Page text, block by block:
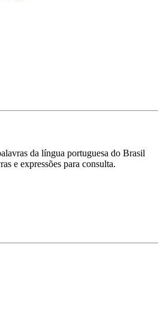
da língua portuguesa do Brasil
e expressões para consulta.